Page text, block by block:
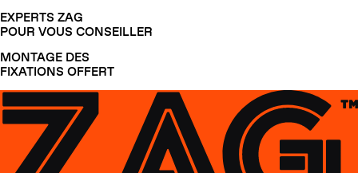
EXPERTS ZAG
POUR VOUS CONSEILLER
MONTAGE DES
FIXATIONS OFFERT